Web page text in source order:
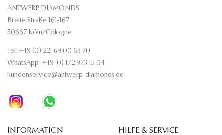
ANTWERP DIAMONDS
Breite Straße 161-167
50667 Köln/Cologne
Tel: +49 (0) 221 69 00 63 70
WhatsApp: +49 (0) 172 973 15 04
kundenservice@antwerp-diamonds.de
INFORMATION HILFE & SERVICE